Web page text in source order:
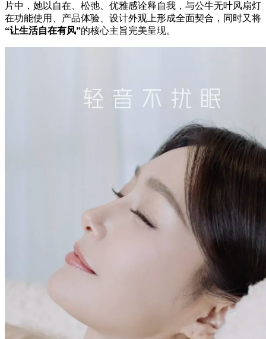
片中，她以自在、松弛、优雅感诠释自我，与公牛无叶风扇灯
在功能使用、产品体验、设计外观上形成全面契合，同时又将
“让生活自在有风”的核心主旨完美呈现。